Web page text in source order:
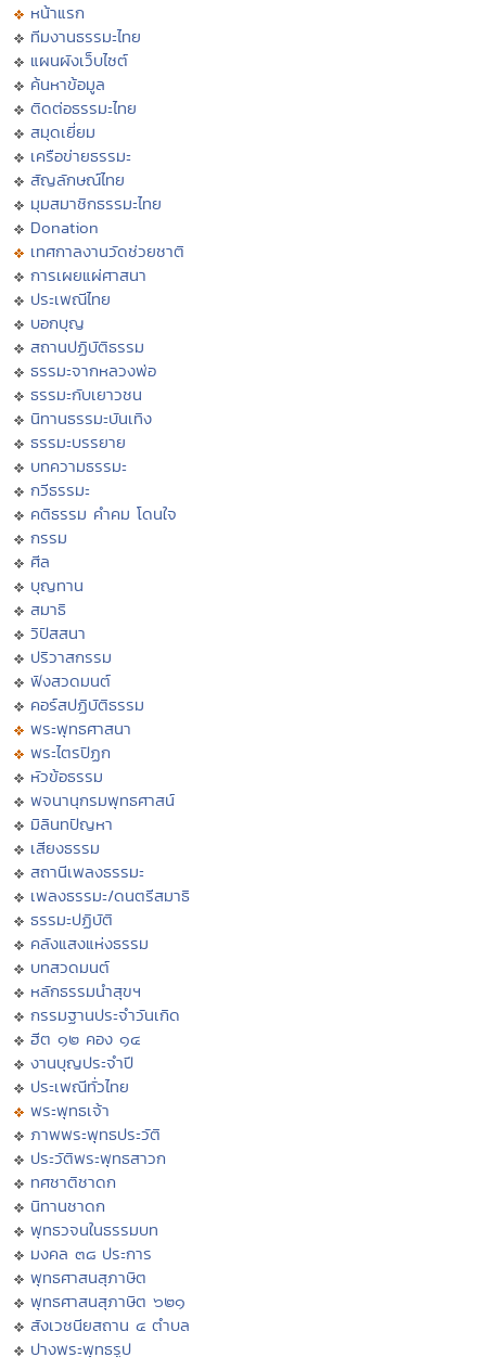
หน้าแรก
ทีมงานธรรมะไทย
แผนผังเว็บไซต์
ค้นหาข้อมูล
ติดต่อธรรมะไทย
สมุดเยี่ยม
เครือข่ายธรรมะ
สัญลักษณ์ไทย
มุมสมาชิกธรรมะไทย
Donation
เทศกาลงานวัดช่วยชาติ
การเผยแผ่ศาสนา
ประเพณีไทย
บอกบุญ
สถานปฏิบัติธรรม
ธรรมะจากหลวงพ่อ
ธรรมะกับเยาวชน
นิทานธรรมะบันเทิง
ธรรมะบรรยาย
บทความธรรมะ
กวีธรรมะ
คติธรรม คำคม โดนใจ
กรรม
ศีล
บุญทาน
สมาธิ
วิปัสสนา
ปริวาสกรรม
ฟังสวดมนต์
คอร์สปฏิบัติธรรม
พระพุทธศาสนา
พระไตรปิฏก
หัวข้อธรรม
พจนานุกรมพุทธศาสน์
มิลินทปัญหา
เสียงธรรม
สถานีเพลงธรรมะ
เพลงธรรมะ/ดนตรีสมาธิ
ธรรมะปฏิบัติ
คลังแสงแห่งธรรม
บทสวดมนต์
หลักธรรมนำสุขฯ
กรรมฐานประจำวันเกิด
ฮีต ๑๒ คอง ๑๔
งานบุญประจำปี
ประเพณีทั่วไทย
พระพุทธเจ้า
ภาพพระพุทธประวัติ
ประวัติพระพุทธสาวก
ทศชาติชาดก
นิทานชาดก
พุทธวจนในธรรมบท
มงคล ๓๘ ประการ
พุทธศาสนสุภาษิต
พุทธศาสนสุภาษิต ๖๒๑
สังเวชนียสถาน ๔ ตำบล
ปางพระพุทธรูป